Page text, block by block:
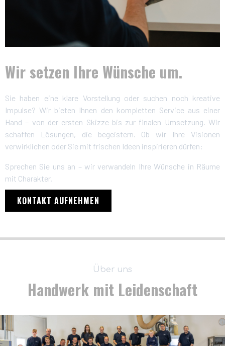
Wir setzen Ihre Wünsche um.
Sie haben eine klare Vorstellung oder suchen noch kreative
Impulse? Wir bieten Ihnen den kompletten Service aus einer
Hand – von der ersten Skizze bis zur finalen Umsetzung. Wir
schaffen Lösungen, die begeistern. Ob wir Ihre Visionen
verwirklichen oder Sie mit frischen Ideen inspirieren dürfen:
Sprechen Sie uns an – wir verwandeln Ihre Wünsche in Räume
mit Charakter.
KONTAKT AUFNEHMEN
Über uns
Handwerk mit Leidenschaft